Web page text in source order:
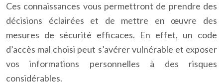
Ces connaissances vous permettront de prendre des
décisions éclairées et de mettre en œuvre des
mesures de sécurité efficaces. En effet, un code
d’accès mal choisi peut s’avérer vulnérable et exposer
vos informations personnelles à des risques
considérables.